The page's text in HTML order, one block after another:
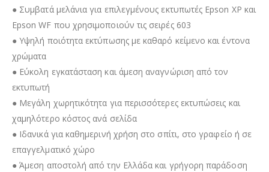
● Συμβατά μελάνια για επιλεγμένους εκτυπωτές Epson XP και
Epson WF που χρησιμοποιούν τις σειρές 603
● Υψηλή ποιότητα εκτύπωσης με καθαρό κείμενο και έντονα
χρώματα
● Εύκολη εγκατάσταση και άμεση αναγνώριση από τον
εκτυπωτή
● Μεγάλη χωρητικότητα για περισσότερες εκτυπώσεις και
χαμηλότερο κόστος ανά σελίδα
● Ιδανικά για καθημερινή χρήση στο σπίτι, στο γραφείο ή σε
επαγγελματικό χώρο
● Άμεση αποστολή από την Ελλάδα και γρήγορη παράδοση